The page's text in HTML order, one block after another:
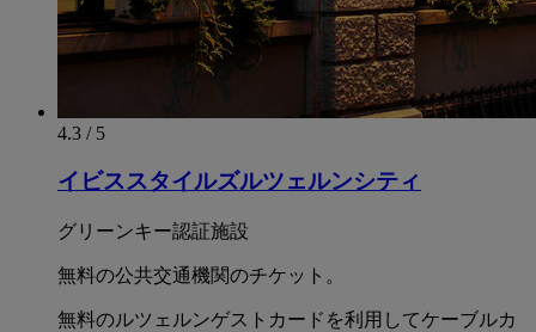
4.3 / 5
イビススタイルズルツェルンシティ
グリーンキー認証施設
無料の公共交通機関のチケット。
無料のルツェルンゲストカードを利用してケーブルカ